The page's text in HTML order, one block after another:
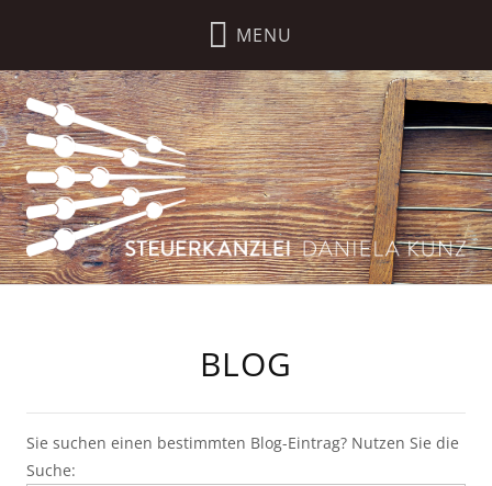
BLOG
Sie suchen einen bestimmten Blog-Eintrag? Nutzen Sie die
Suche: